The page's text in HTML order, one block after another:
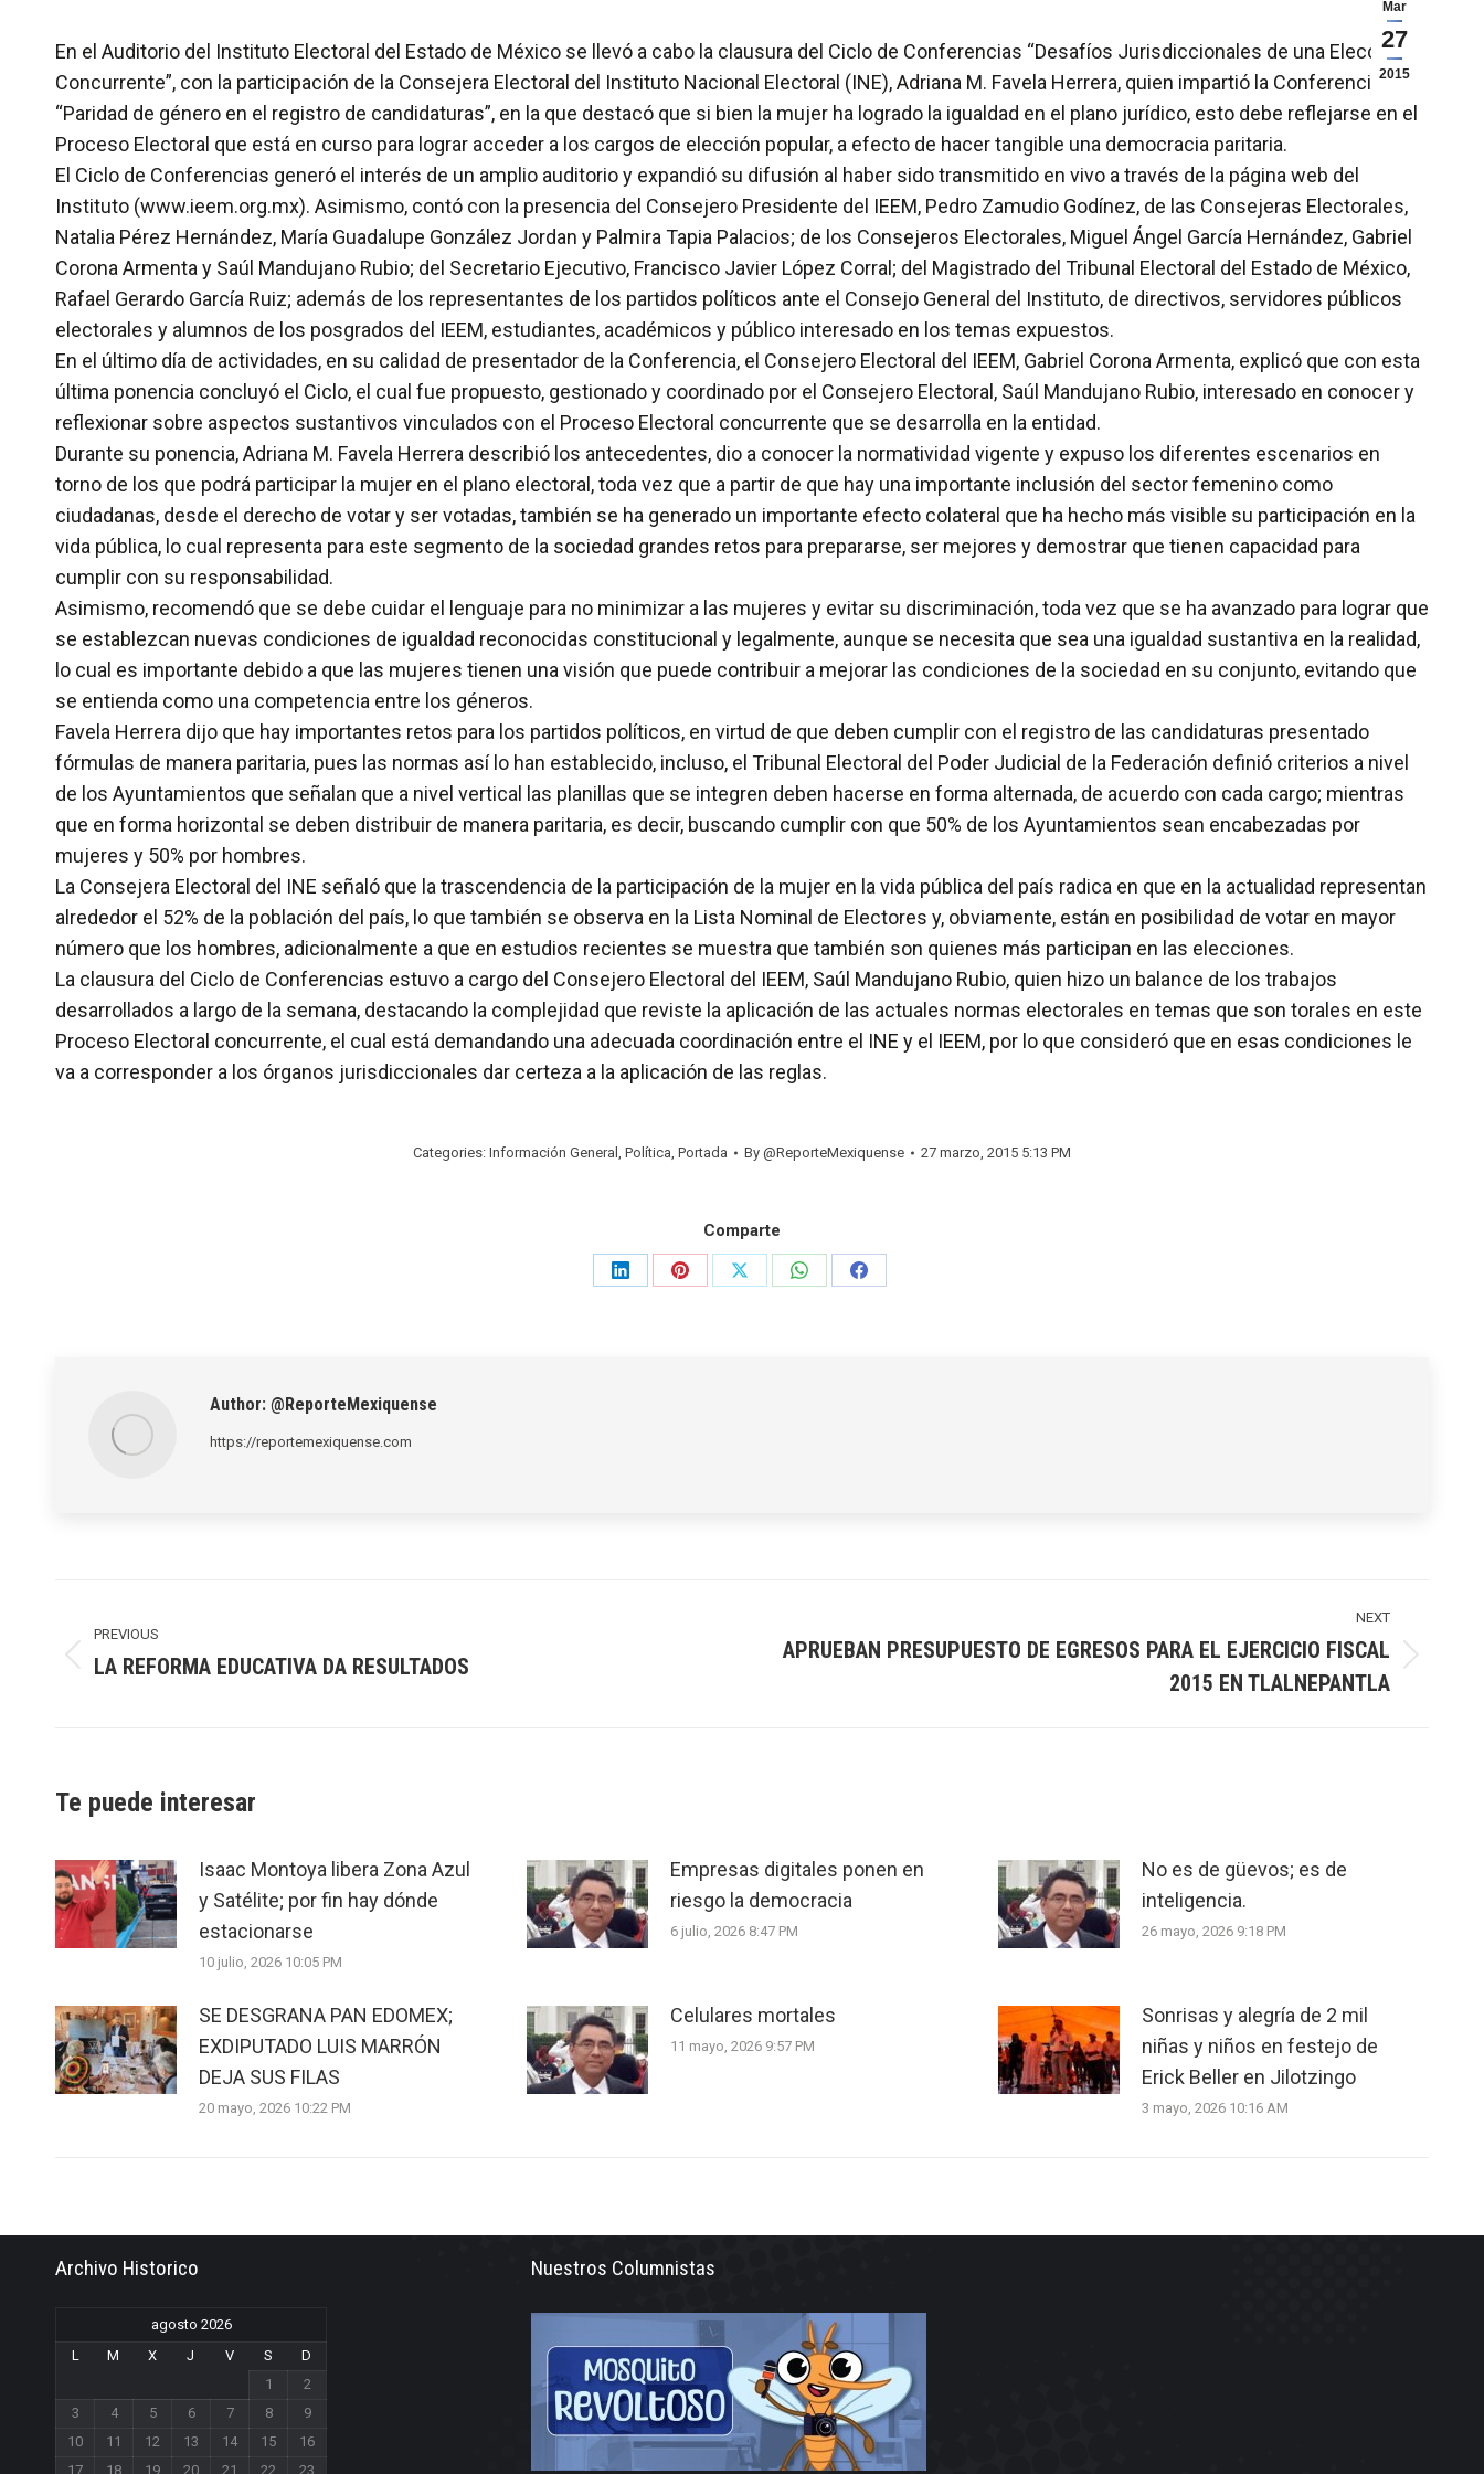
Mar
27
2015
En el Auditorio del Instituto Electoral del Estado de México se llevó a cabo la clausura del Ciclo de Conferencias “Desafíos Jurisdiccionales de una Elección
Concurrente”, con la participación de la Consejera Electoral del Instituto Nacional Electoral (INE), Adriana M. Favela Herrera, quien impartió la Conferencia
“Paridad de género en el registro de candidaturas”, en la que destacó que si bien la mujer ha logrado la igualdad en el plano jurídico, esto debe reflejarse en el
Proceso Electoral que está en curso para lograr acceder a los cargos de elección popular, a efecto de hacer tangible una democracia paritaria.
El Ciclo de Conferencias generó el interés de un amplio auditorio y expandió su difusión al haber sido transmitido en vivo a través de la página web del
Instituto (www.ieem.org.mx). Asimismo, contó con la presencia del Consejero Presidente del IEEM, Pedro Zamudio Godínez, de las Consejeras Electorales,
Natalia Pérez Hernández, María Guadalupe González Jordan y Palmira Tapia Palacios; de los Consejeros Electorales, Miguel Ángel García Hernández, Gabriel
Corona Armenta y Saúl Mandujano Rubio; del Secretario Ejecutivo, Francisco Javier López Corral; del Magistrado del Tribunal Electoral del Estado de México,
Rafael Gerardo García Ruiz; además de los representantes de los partidos políticos ante el Consejo General del Instituto, de directivos, servidores públicos
electorales y alumnos de los posgrados del IEEM, estudiantes, académicos y público interesado en los temas expuestos.
En el último día de actividades, en su calidad de presentador de la Conferencia, el Consejero Electoral del IEEM, Gabriel Corona Armenta, explicó que con esta
última ponencia concluyó el Ciclo, el cual fue propuesto, gestionado y coordinado por el Consejero Electoral, Saúl Mandujano Rubio, interesado en conocer y
reflexionar sobre aspectos sustantivos vinculados con el Proceso Electoral concurrente que se desarrolla en la entidad.
Durante su ponencia, Adriana M. Favela Herrera describió los antecedentes, dio a conocer la normatividad vigente y expuso los diferentes escenarios en
torno de los que podrá participar la mujer en el plano electoral, toda vez que a partir de que hay una importante inclusión del sector femenino como
ciudadanas, desde el derecho de votar y ser votadas, también se ha generado un importante efecto colateral que ha hecho más visible su participación en la
vida pública, lo cual representa para este segmento de la sociedad grandes retos para prepararse, ser mejores y demostrar que tienen capacidad para
cumplir con su responsabilidad.
Asimismo, recomendó que se debe cuidar el lenguaje para no minimizar a las mujeres y evitar su discriminación, toda vez que se ha avanzado para lograr que
se establezcan nuevas condiciones de igualdad reconocidas constitucional y legalmente, aunque se necesita que sea una igualdad sustantiva en la realidad,
lo cual es importante debido a que las mujeres tienen una visión que puede contribuir a mejorar las condiciones de la sociedad en su conjunto, evitando que
se entienda como una competencia entre los géneros.
Favela Herrera dijo que hay importantes retos para los partidos políticos, en virtud de que deben cumplir con el registro de las candidaturas presentado
fórmulas de manera paritaria, pues las normas así lo han establecido, incluso, el Tribunal Electoral del Poder Judicial de la Federación definió criterios a nivel
de los Ayuntamientos que señalan que a nivel vertical las planillas que se integren deben hacerse en forma alternada, de acuerdo con cada cargo; mientras
que en forma horizontal se deben distribuir de manera paritaria, es decir, buscando cumplir con que 50% de los Ayuntamientos sean encabezadas por
mujeres y 50% por hombres.
La Consejera Electoral del INE señaló que la trascendencia de la participación de la mujer en la vida pública del país radica en que en la actualidad representan
alrededor el 52% de la población del país, lo que también se observa en la Lista Nominal de Electores y, obviamente, están en posibilidad de votar en mayor
número que los hombres, adicionalmente a que en estudios recientes se muestra que también son quienes más participan en las elecciones.
La clausura del Ciclo de Conferencias estuvo a cargo del Consejero Electoral del IEEM, Saúl Mandujano Rubio, quien hizo un balance de los trabajos
desarrollados a largo de la semana, destacando la complejidad que reviste la aplicación de las actuales normas electorales en temas que son torales en este
Proceso Electoral concurrente, el cual está demandando una adecuada coordinación entre el INE y el IEEM, por lo que consideró que en esas condiciones le
va a corresponder a los órganos jurisdiccionales dar certeza a la aplicación de las reglas.
Categories: Información General , Política, Portada By @ReporteMexiquense 27 marzo, 2015 5:13 PM
Comparte
Share
Share
Share
Share
Share
Author: @ReporteMexiquense
https://reportemexiquense.com
navigation
PREVIOUS
Previous
LA REFORMA EDUCATIVA DA RESULTADOS
NEXT
APRUEBAN PRESUPUESTO DE EGRESOS PARA EL EJERCICIO FISCAL
2015 EN TLALNEPANTLA
Te puede interesar
Isaac Montoya libera Zona Azul
y Satélite; por fin hay dónde
estacionarse
10 julio, 2026 10:05 PM
Empresas digitales ponen en
riesgo la democracia
6 julio, 2026 8:47 PM
No es de güevos; es de
inteligencia.
26 mayo, 2026 9:18 PM
SE DESGRANA PAN EDOMEX;
EXDIPUTADO LUIS MARRÓN
DEJA SUS FILAS
20 mayo, 2026 10:22 PM
Celulares mortales
11 mayo, 2026 9:57 PM
Sonrisas y alegría de 2 mil
niñas y niños en festejo de
Erick Beller en Jilotzingo
3 mayo, 2026 10:16 AM
Archivo Historico
agosto 2026
L
M X J V S
D
1
2
3
4 5 6 7 8
9
10
11 12 13 14 15
16
17
18 19 20 21 22 23
Nuestros Columnistas